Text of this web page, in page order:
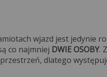
wjazd jest jedynie
co najmniej DWIE OSOBY.
dlatego